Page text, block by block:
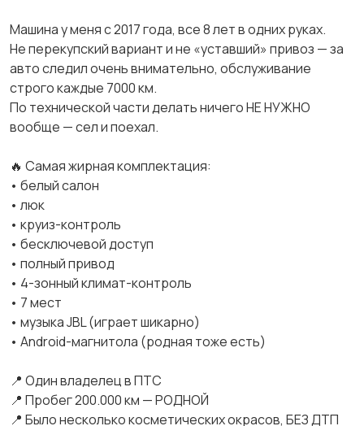
Машина у меня с 2017 года, все 8 лет в одних руках.
Не перекупский вариант и не «уставший» привоз — за
авто следил очень внимательно, обслуживание
строго каждые 7000 км.
По технической части делать ничего НЕ НУЖНО
вообще — сел и поехал.
🔥 Самая жирная комплектация:
• белый салон
• люк
• круиз-контроль
• бесключевой доступ
• полный привод
• 4-зонный климат-контроль
• 7 мест
• музыка JBL (играет шикарно)
• Android-магнитола (родная тоже есть)
📍 Один владелец в ПТС
📍 Пробег 200.000 км — РОДНОЙ
📍 Было несколько косметических окрасов, БЕЗ ДТП